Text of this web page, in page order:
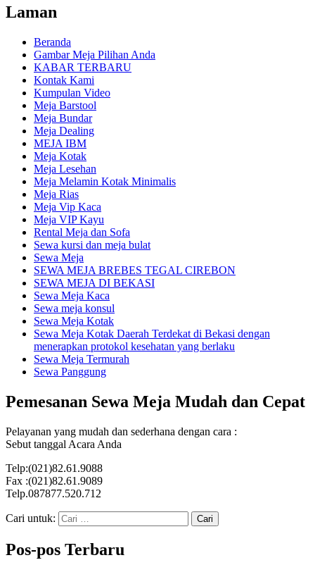
Laman
Beranda
Gambar Meja Pilihan Anda
KABAR TERBARU
Kontak Kami
Kumpulan Video
Meja Barstool
Meja Bundar
Meja Dealing
MEJA IBM
Meja Kotak
Meja Lesehan
Meja Melamin Kotak Minimalis
Meja Rias
Meja Vip Kaca
Meja VIP Kayu
Rental Meja dan Sofa
Sewa kursi dan meja bulat
Sewa Meja
SEWA MEJA BREBES TEGAL CIREBON
SEWA MEJA DI BEKASI
Sewa Meja Kaca
Sewa meja konsul
Sewa Meja Kotak
Sewa Meja Kotak Daerah Terdekat di Bekasi dengan
menerapkan protokol kesehatan yang berlaku
Sewa Meja Termurah
Sewa Panggung
Pemesanan Sewa Meja Mudah dan Cepat
Pelayanan yang mudah dan sederhana dengan cara :
Sebut tanggal Acara Anda
Telp:(021)82.61.9088
Fax :(021)82.61.9089
Telp.087877.520.712
Cari untuk:
Pos-pos Terbaru